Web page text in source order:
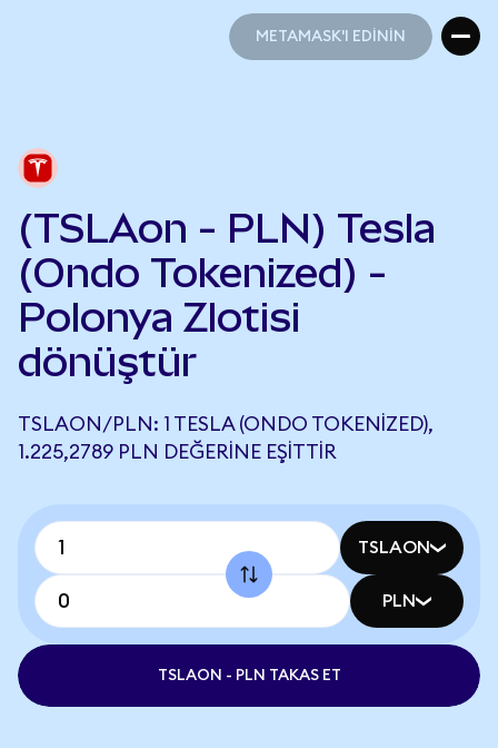
METAMASK'I EDİNİN
(TSLAon - PLN) Tesla
(Ondo Tokenized) -
Polonya Zlotisi
dönüştür
TSLAON/PLN: 1 TESLA (ONDO TOKENIZED),
1.225,2789 PLN DEĞERINE EŞITTIR
TSLAON
PLN
TSLAON - PLN TAKAS ET